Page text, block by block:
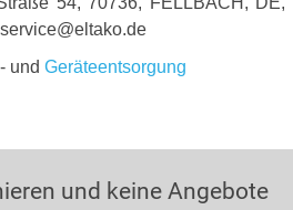
- und Geräteentsorgung
und keine Angebote